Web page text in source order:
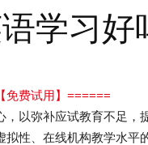
学习好
免费试用】======
，以弥补应试教育不足
拟性、在线机构教学水